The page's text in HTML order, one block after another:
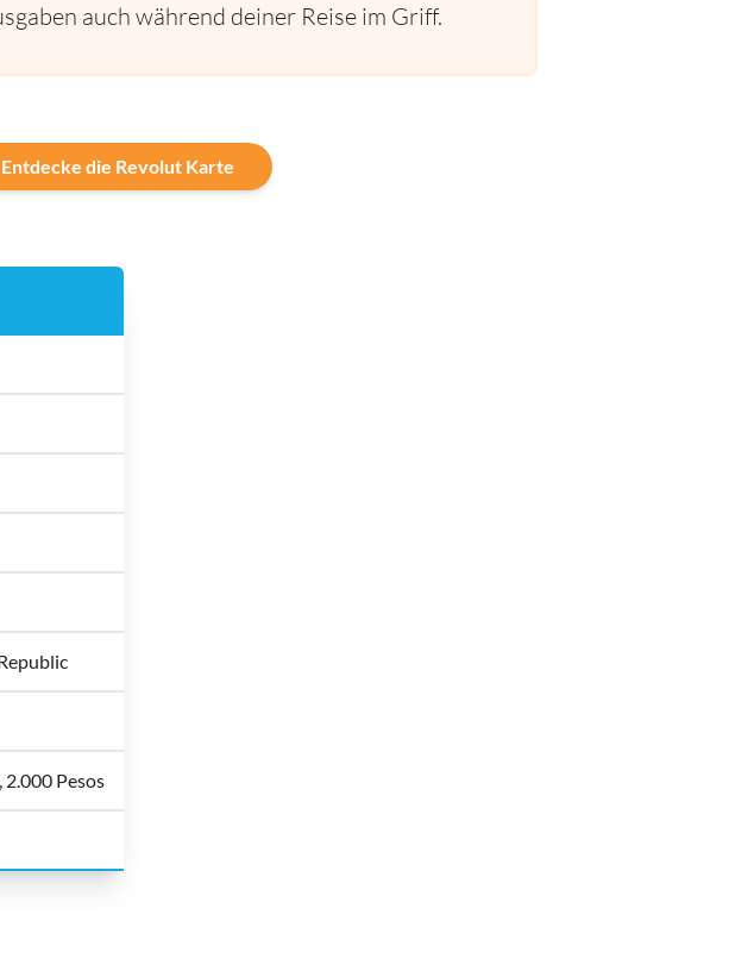
auch während deiner Reise im Griff.
Entdecke die Revolut Karte
2.000 Pesos